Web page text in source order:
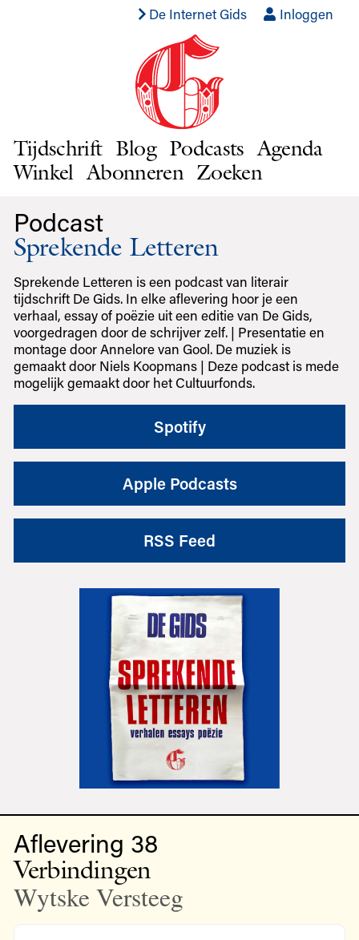
De Internet Gids Inloggen
Tijdschrift Blog Podcasts Agenda
Winkel Abonneren Zoeken
Podcast
Sprekende Letteren
Sprekende Letteren is een podcast van literair
tijdschrift De Gids. In elke aflevering hoor je een
verhaal, essay of poëzie uit een editie van De Gids,
voorgedragen door de schrijver zelf. | Presentatie en
montage door Annelore van Gool. De muziek is
gemaakt door Niels Koopmans | Deze podcast is mede
mogelijk gemaakt door het Cultuurfonds.
Spotify
Apple Podcasts
RSS Feed
Aflevering 38
Verbindingen
Wytske Versteeg